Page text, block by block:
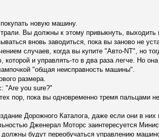
новую машину.
Вы должны к этому привыкнуть, выходить
вновь заводиться, пока вы заново не
случаев, когда вы купите "Авто-NT", но
и управлять-то в два раза легче. Но она
"общая неисправность машины".
размера.
"Arе уоu surе?"
пор, пока вы одновременно тремя пальцами
Дорожного Каталога, даже если они в
Дженерал Моторс заинтересуется
будут переобучаться управлению